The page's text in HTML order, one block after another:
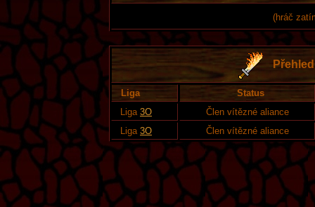
(hráč
Liga
Status
Liga 3O
Člen vítězné aliance
Liga 3O Člen vítězné aliance